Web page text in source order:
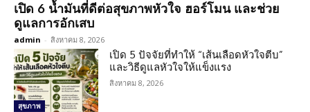
เปิด 6 น้ำมันที่ดีต่อสุขภาพหัวใจ ฮอร์โมน และช่วย
ดูแลการอักเสบ
admin - สิงหาคม 8, 2026
สุขภาพ
เปิด 5 ปัจจัยที่ทำให้ “เส้นเลือดหัวใจตีบ”
และวิธีดูแลหัวใจให้แข็งแรง
สิงหาคม 8, 2026